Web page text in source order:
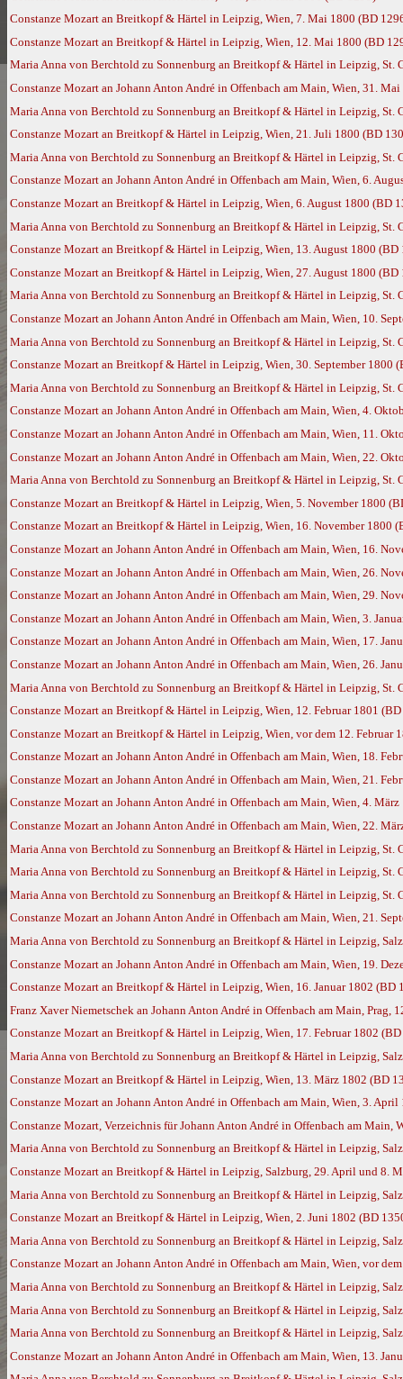
Constanze Mozart an Breitkopf & Härtel in Leipzig, Wien, 7. Mai 1800 (BD
Constanze Mozart an Breitkopf & Härtel in Leipzig, Wien, 12. Mai 1800 (BD
Maria Anna von Berchtold zu Sonnenburg an Breitkopf & Härtel in Leipzig, St.
Constanze Mozart an Johann Anton André in Offenbach am Main, Wien, 31.
Maria Anna von Berchtold zu Sonnenburg an Breitkopf & Härtel in Leipzig, St.
Constanze Mozart an Breitkopf & Härtel in Leipzig, Wien, 21. Juli 1800 (BD
Maria Anna von Berchtold zu Sonnenburg an Breitkopf & Härtel in Leipzig, St.
Constanze Mozart an Johann Anton André in Offenbach am Main, Wien, 6.
Constanze Mozart an Breitkopf & Härtel in Leipzig, Wien, 6. August 1800 (BD
Maria Anna von Berchtold zu Sonnenburg an Breitkopf & Härtel in Leipzig, St.
Constanze Mozart an Breitkopf & Härtel in Leipzig, Wien, 13. August 1800 (BD
Constanze Mozart an Breitkopf & Härtel in Leipzig, Wien, 27. August 1800 (BD
Maria Anna von Berchtold zu Sonnenburg an Breitkopf & Härtel in Leipzig, St.
Constanze Mozart an Johann Anton André in Offenbach am Main, Wien, 10.
Maria Anna von Berchtold zu Sonnenburg an Breitkopf & Härtel in Leipzig, St.
Constanze Mozart an Breitkopf & Härtel in Leipzig, Wien, 30. September 1800
Maria Anna von Berchtold zu Sonnenburg an Breitkopf & Härtel in Leipzig, St.
Constanze Mozart an Johann Anton André in Offenbach am Main, Wien, 4.
Constanze Mozart an Johann Anton André in Offenbach am Main, Wien, 11.
Constanze Mozart an Johann Anton André in Offenbach am Main, Wien, 22.
Maria Anna von Berchtold zu Sonnenburg an Breitkopf & Härtel in Leipzig,
Constanze Mozart an Breitkopf & Härtel in Leipzig, Wien, 5. November 1800
Constanze Mozart an Breitkopf & Härtel in Leipzig, Wien, 16. November 1800
Constanze Mozart an Johann Anton André in Offenbach am Main, Wien, 16.
Constanze Mozart an Johann Anton André in Offenbach am Main, Wien, 26.
Constanze Mozart an Johann Anton André in Offenbach am Main, Wien, 29.
Constanze Mozart an Johann Anton André in Offenbach am Main, Wien, 3.
Constanze Mozart an Johann Anton André in Offenbach am Main, Wien, 17.
Constanze Mozart an Johann Anton André in Offenbach am Main, Wien, 26.
Maria Anna von Berchtold zu Sonnenburg an Breitkopf & Härtel in Leipzig, St.
Constanze Mozart an Breitkopf & Härtel in Leipzig, Wien, 12. Februar 1801
Constanze Mozart an Breitkopf & Härtel in Leipzig, Wien, vor dem 12. Februar
Constanze Mozart an Johann Anton André in Offenbach am Main, Wien, 18.
Constanze Mozart an Johann Anton André in Offenbach am Main, Wien, 21.
Constanze Mozart an Johann Anton André in Offenbach am Main, Wien, 4.
Constanze Mozart an Johann Anton André in Offenbach am Main, Wien, 22.
Maria Anna von Berchtold zu Sonnenburg an Breitkopf & Härtel in Leipzig, St.
Maria Anna von Berchtold zu Sonnenburg an Breitkopf & Härtel in Leipzig,
Maria Anna von Berchtold zu Sonnenburg an Breitkopf & Härtel in Leipzig, St.
Constanze Mozart an Johann Anton André in Offenbach am Main, Wien, 21.
Maria Anna von Berchtold zu Sonnenburg an Breitkopf & Härtel in Leipzig,
Constanze Mozart an Johann Anton André in Offenbach am Main, Wien, 19.
Constanze Mozart an Breitkopf & Härtel in Leipzig, Wien, 16. Januar 1802 (BD
Franz Xaver Niemetschek an Johann Anton André in Offenbach am Main, Prag,
Constanze Mozart an Breitkopf & Härtel in Leipzig, Wien, 17. Februar 1802
Maria Anna von Berchtold zu Sonnenburg an Breitkopf & Härtel in Leipzig,
Constanze Mozart an Breitkopf & Härtel in Leipzig, Wien, 13. März 1802 (BD
Constanze Mozart an Johann Anton André in Offenbach am Main, Wien, 3.
Constanze Mozart, Verzeichnis für Johann Anton André in Offenbach am Main,
Maria Anna von Berchtold zu Sonnenburg an Breitkopf & Härtel in Leipzig,
Constanze Mozart an Breitkopf & Härtel in Leipzig, Salzburg, 29. April und 8.
Maria Anna von Berchtold zu Sonnenburg an Breitkopf & Härtel in Leipzig,
Constanze Mozart an Breitkopf & Härtel in Leipzig, Wien, 2. Juni 1802 (BD
Maria Anna von Berchtold zu Sonnenburg an Breitkopf & Härtel in Leipzig,
Constanze Mozart an Johann Anton André in Offenbach am Main, Wien, vor
Maria Anna von Berchtold zu Sonnenburg an Breitkopf & Härtel in Leipzig,
Maria Anna von Berchtold zu Sonnenburg an Breitkopf & Härtel in Leipzig,
Maria Anna von Berchtold zu Sonnenburg an Breitkopf & Härtel in Leipzig,
Constanze Mozart an Johann Anton André in Offenbach am Main, Wien, 13.